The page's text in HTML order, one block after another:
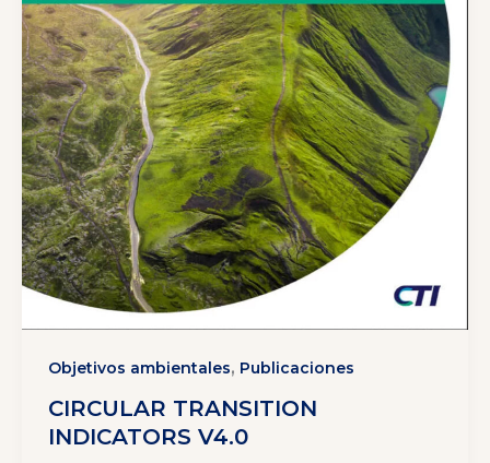
Objetivos ambientales, Publicaciones
CIRCULAR TRANSITION
INDICATORS V4.0